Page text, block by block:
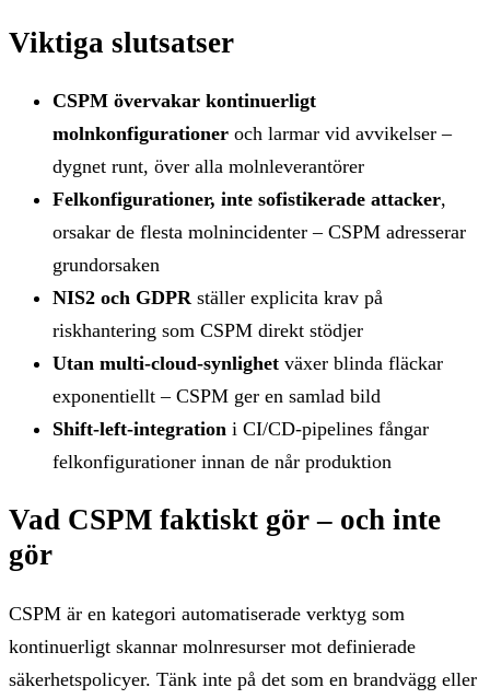
Viktiga slutsatser
CSPM övervakar kontinuerligt
molnkonfigurationer och larmar vid avvikelser –
dygnet runt, över alla molnleverantörer
Felkonfigurationer, inte sofistikerade attacker,
orsakar de flesta molnincidenter – CSPM adresserar
grundorsaken
NIS2 och GDPRställer explicita krav på
riskhantering som CSPM direkt stödjer
Utan multi-cloud-synlighet växer blinda fläckar
exponentiellt – CSPM ger en samlad bild
Shift-left-integration i CI/CD-pipelines fångar
felkonfigurationer innan de når produktion
Vad CSPM faktiskt gör – och inte
gör
CSPM är en kategori automatiserade verktyg som
kontinuerligt skannar molnresurser mot definierade
säkerhetspolicyer. Tänk inte på det som en brandvägg eller